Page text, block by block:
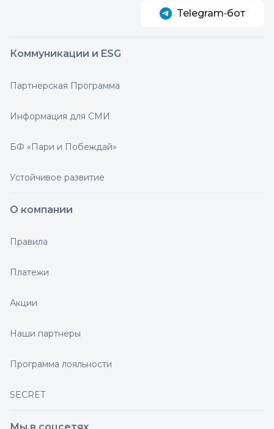
Telegram‑бот
Коммуникации и ESG
Партнерская Программа
Информация для СМИ
БФ «Пари и Побеждай»
Устойчивое развитие
О компании
Правила
Платежи
Акции
Наши партнеры
Программа лояльности
SECRET